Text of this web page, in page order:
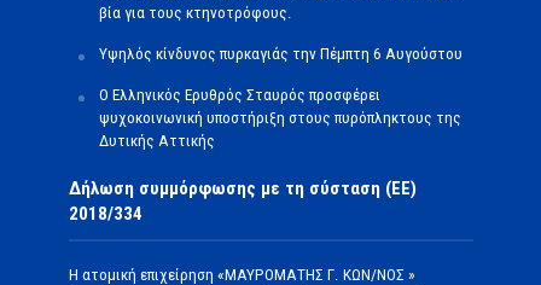
βία για τους κτηνοτρόφους.
Υψηλός κίνδυνος πυρκαγιάς την Πέμπτη 6 Αυγούστου
Ο Ελληνικός Ερυθρός Σταυρός προσφέρει
ψυχοκοινωνική υποστήριξη στους πυρόπληκτους της
Δυτικής Αττικής
Δήλωση συμμόρφωσης με τη σύσταση (ΕΕ)
2018/334
Η ατομική επιχείρηση «ΜΑΥΡΟΜΑΤΗΣ Γ. ΚΩΝ/ΝΟΣ »